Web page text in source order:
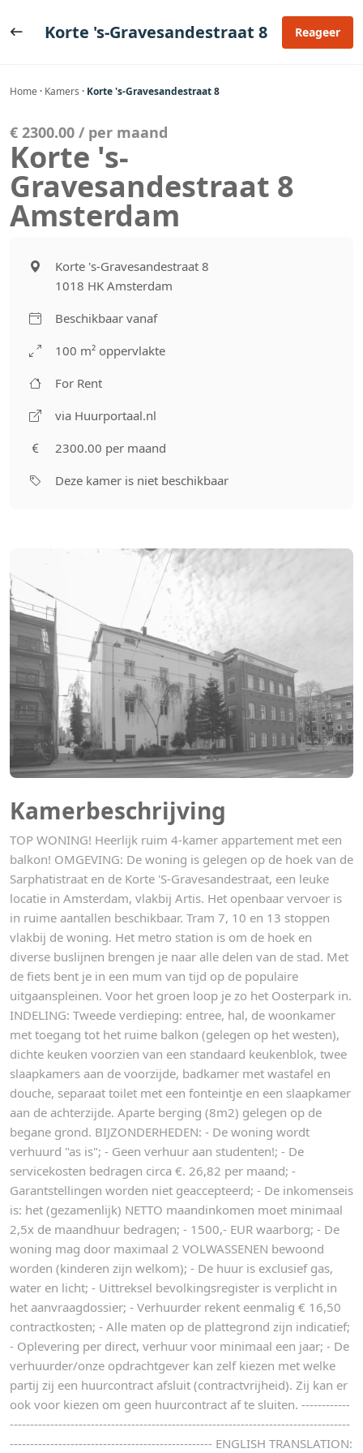
naar
Korte 's-Gravesandestraat 8 Reageer
Home · Kamers · Korte 's-Gravesandestraat 8
Kamerbeschrijving
TOP WONING! Heerlijk ruim 4-kamer appartement met een
balkon! OMGEVING: De woning is gelegen op de hoek van de
Sarphatistraat en de Korte 'S-Gravesandestraat, een leuke
locatie in Amsterdam, vlakbij Artis. Het openbaar vervoer is
in ruime aantallen beschikbaar. Tram 7, 10 en 13 stoppen
vlakbij de woning. Het metro station is om de hoek en
diverse buslijnen brengen je naar alle delen van de stad. Met
de fiets bent je in een mum van tijd op de populaire
uitgaanspleinen. Voor het groen loop je zo het Oosterpark in.
INDELING: Tweede verdieping: entree, hal, de woonkamer
met toegang tot het ruime balkon (gelegen op het westen),
dichte keuken voorzien van een standaard keukenblok, twee
slaapkamers aan de voorzijde, badkamer met wastafel en
douche, separaat toilet met een fonteintje en een slaapkamer
aan de achterzijde. Aparte berging (8m2) gelegen op de
begane grond. BIJZONDERHEDEN: - De woning wordt
verhuurd "as is"; - Geen verhuur aan studenten!; - De
servicekosten bedragen circa €. 26,82 per maand; -
Garantstellingen worden niet geaccepteerd; - De inkomenseis
is: het (gezamenlijk) NETTO maandinkomen moet minimaal
2,5x de maandhuur bedragen; - 1500,- EUR waarborg; - De
woning mag door maximaal 2 VOLWASSENEN bewoond
worden (kinderen zijn welkom); - De huur is exclusief gas,
water en licht; - Uittreksel bevolkingsregister is verplicht in
het aanvraagdossier; - Verhuurder rekent eenmalig € 16,50
contractkosten; - Alle maten op de plattegrond zijn indicatief;
- Oplevering per direct, verhuur voor minimaal een jaar; - De
verhuurder/onze opdrachtgever kan zelf kiezen met welke
partij zij een huurcontract afsluit (contractvrijheid). Zij kan er
ook voor kiezen om geen huurcontract af te sluiten. ------------
------------------------------------------------------------------------------------
-------------------------------------------------- ENGLISH TRANSLATION:
€ 2300.00 / per maand
Korte 's-
Gravesandestraat 8
Amsterdam
Korte 's-Gravesandestraat 8
1018 HK Amsterdam
Beschikbaar vanaf
100 m² oppervlakte
For Rent
via Huurportaal.nl
2300.00 per maand
Deze kamer is niet beschikbaar